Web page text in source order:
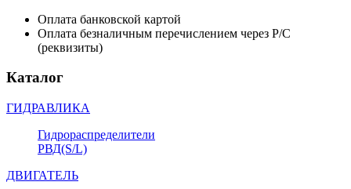
Оплата банковской картой
Оплата безналичным перечислением через Р/С
(реквизиты)
Каталог
ГИДРАВЛИКА
Гидрораспределители
РВД(S/L)
ДВИГАТЕЛЬ